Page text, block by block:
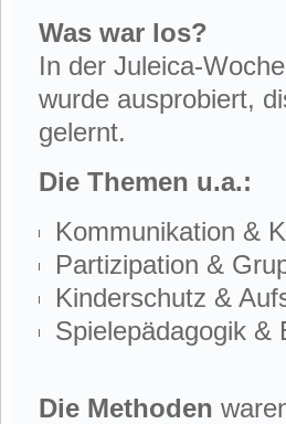
Was war los?
In der Juleica-
wurde ausprobiert,
gelernt.
Die Themen u.a.:
Kommunikation &
Partizipation &
Kinderschutz &
Spielepädagogik &
Die Methoden